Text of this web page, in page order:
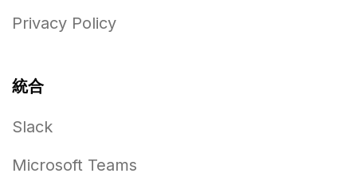
Privacy Policy
統合
Slack
Microsoft Teams